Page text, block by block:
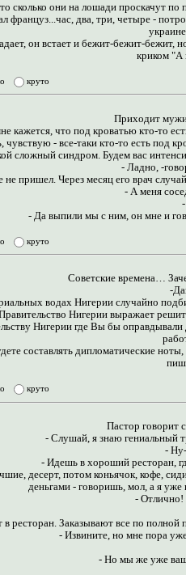
сколько они на лошади проскачут
два, три, четыре -
он встает и бежит-бежит-бежит,
криком
круто
Приходит
кажется, что под кроватью кто-то
- все-таки кто-то есть под
сложный синдром. Будем вас
- Ладно, -
пришел. Через месяц его врач
- А меня
- Да выпили мы с ним, он мне и
круто
Советские времена…
-
водах Нигерии случайно
Нигерии выражает
Нигерии где Вы бы
составлять дипломатические
круто
Пастор говорит
- Слушай, я знаю гениальный
-
- Идешь в хороший ресторан,
десерт, потом коньячок, кофе,
деньгами - говоришь, мол, а я
- Отлично!
в ресторан. Заказывают все по
- Извините, но мне пора
- Но мы же уже